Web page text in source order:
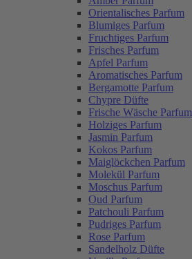
Orientalisches Parfum
Blumiges Parfum
Fruchtiges Parfum
Frisches Parfum
Apfel Parfum
Aromatisches Parfum
Bergamotte Parfum
Chypre Düfte
Frische Wäsche Parfum
Holziges Parfum
Jasmin Parfum
Kokos Parfum
Maiglöckchen Parfum
Molekül Parfum
Moschus Parfum
Oud Parfum
Patchouli Parfum
Pudriges Parfum
Rose Parfum
Sandelholz Düfte